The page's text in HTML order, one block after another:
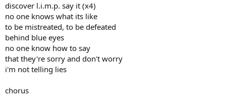
discover l.i.m.p. say it (x4)
no one knows what its like
to be mistreated, to be defeated
behind blue eyes
no one know how to say
that they're sorry and don't worry
i'm not telling lies
chorus